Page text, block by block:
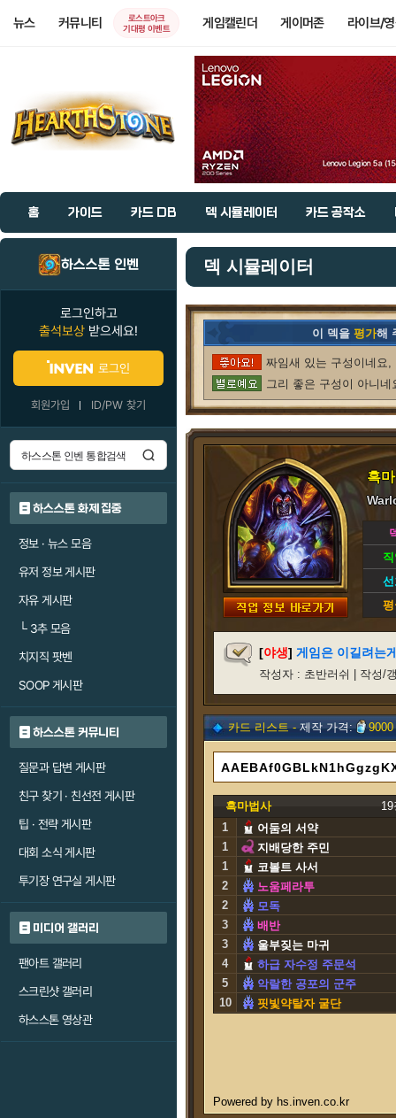
뉴스 커뮤니티
로스트아크
기대평 이벤트
게임캘린더 게이머존 라이브/
홈 가이드 카드 DB 덱 시뮬레이터 카드 공작소
하스스톤 인벤
로그인하고
출석보상 받으세요!
로그인
회원가입 ID/PW 찾기
하스스톤 화제 집중
정보 · 뉴스 모음
유저 정보 게시판
자유 게시판
└3추 모음
치지직 팟벤
SOOP 게시판
하스스톤 커뮤니티
질문과 답변 게시판
친구 찾기 · 친선전 게시판
팁 · 전략 게시판
대회 소식 게시판
투기장 연구실 게시판
미디어 갤러리
팬아트 갤러리
스크린샷 갤러리
하스스톤 영상관
덱 시뮬레이터
이 덱을 평가해
짜임새 있는 구성이네요,
그리 좋은 구성이 아니네
흑
[야생] 게임은 이길려는
작성자 : 초반러쉬 | 작성/
카드 리스트 -제작 가격: 9000
흑마법사
19
1
어둠의 서약
1
지배당한 주민
1
코볼트 사서
2
노움페라투
2
모독
3
배반
3
울부짖는 마귀
4
하급 자수정 주문석
5
악랄한 공포의 군주
10
핏빛약탈자 굴단